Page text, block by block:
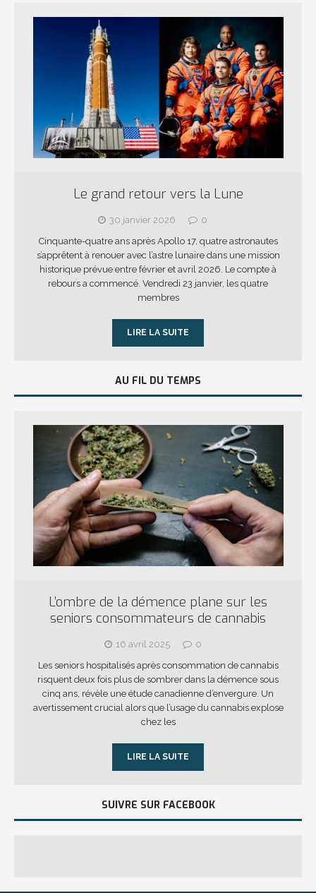
Le grand retour vers la Lune
30 janvier 2026
0
Cinquante-quatre ans après Apollo 17, quatre astronautes
s’apprêtent à renouer avec l’astre lunaire dans une mission
historique prévue entre février et avril 2026. Le compte à
rebours a commencé. Vendredi 23 janvier, les quatre
membres
LIRE LA SUITE
AU FIL DU TEMPS
L’ombre de la démence plane sur les
seniors consommateurs de cannabis
16 avril 2025
0
Les seniors hospitalisés après consommation de cannabis
risquent deux fois plus de sombrer dans la démence sous
cinq ans, révèle une étude canadienne d’envergure. Un
avertissement crucial alors que l’usage du cannabis explose
chez les
LIRE LA SUITE
SUIVRE SUR FACEBOOK